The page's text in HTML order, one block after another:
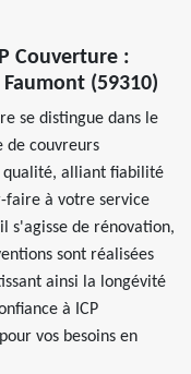
Couverture :
(59310)
se distingue dans le
de couvreurs
qualité, alliant fiabilité
faire à votre service
s'agisse de rénovation,
sont réalisées
ainsi la longévité
à ICP
vos besoins en